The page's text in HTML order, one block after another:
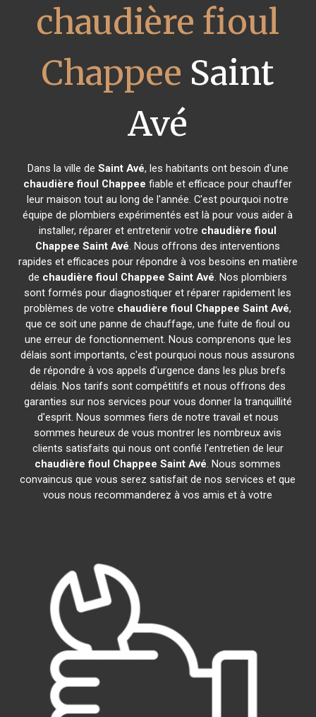
chaudière fioul
Chappee Saint
Avé
Dans la ville de Saint Avé, les habitants ont besoin d'une
chaudière fioul Chappee fiable et efficace pour chauffer
leur maison tout au long de l'année. C'est pourquoi notre
équipe de plombiers expérimentés est là pour vous aider à
installer, réparer et entretenir votre chaudière fioul
Chappee Saint Avé. Nous offrons des interventions
rapides et efficaces pour répondre à vos besoins en matière
de chaudière fioul Chappee Saint Avé. Nos plombiers
sont formés pour diagnostiquer et réparer rapidement les
problèmes de votre chaudière fioul Chappee Saint Avé,
que ce soit une panne de chauffage, une fuite de fioul ou
une erreur de fonctionnement. Nous comprenons que les
délais sont importants, c'est pourquoi nous nous assurons
de répondre à vos appels d'urgence dans les plus brefs
délais. Nos tarifs sont compétitifs et nous offrons des
garanties sur nos services pour vous donner la tranquillité
d'esprit. Nous sommes fiers de notre travail et nous
sommes heureux de vous montrer les nombreux avis
clients satisfaits qui nous ont confié l'entretien de leur
chaudière fioul Chappee Saint Avé. Nous sommes
convaincus que vous serez satisfait de nos services et que
vous nous recommanderez à vos amis et à votre